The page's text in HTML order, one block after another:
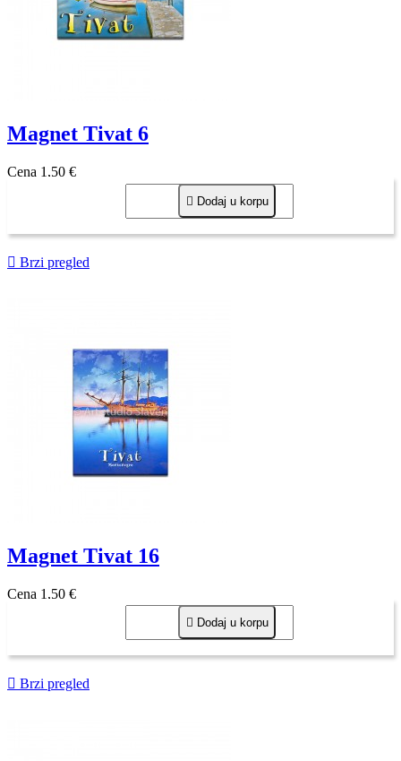
Magnet Tivat 6
Cena 1,50 €
 Dodaj u korpu
 Brzi pregled
Magnet Tivat 16
Cena 1,50 €
 Dodaj u korpu
 Brzi pregled